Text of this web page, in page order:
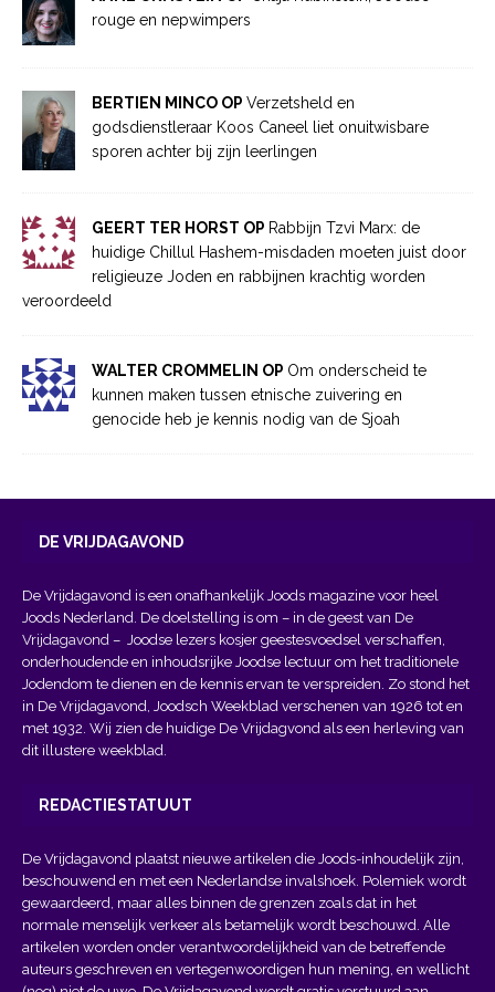
rouge en nepwimpers
BERTIEN MINCO OP Verzetsheld en
godsdienstleraar Koos Caneel liet onuitwisbare
sporen achter bij zijn leerlingen
GEERT TER HORST OP Rabbijn Tzvi Marx: de
huidige Chillul Hashem-misdaden moeten juist door
religieuze Joden en rabbijnen krachtig worden
veroordeeld
WALTER CROMMELIN OP Om onderscheid te
kunnen maken tussen etnische zuivering en
genocide heb je kennis nodig van de Sjoah
DE VRIJDAGAVOND
De Vrijdagavond is een onafhankelijk Joods magazine voor heel
Joods Nederland. De doelstelling is om – in de geest van De
Vrijdagavond – Joodse lezers kosjer geestesvoedsel verschaffen,
onderhoudende en inhoudsrijke Joodse lectuur om het traditionele
Jodendom te dienen en de kennis ervan te verspreiden. Zo stond het
in De Vrijdagavond, Joodsch Weekblad verschenen van 1926 tot en
met 1932. Wij zien de huidige De Vrijdagvond als een herleving van
dit illustere weekblad.
REDACTIESTATUUT
De Vrijdagavond plaatst nieuwe artikelen die Joods-inhoudelijk zijn,
beschouwend en met een Nederlandse invalshoek. Polemiek wordt
gewaardeerd, maar alles binnen de grenzen zoals dat in het
normale menselijk verkeer als betamelijk wordt beschouwd. Alle
artikelen worden onder verantwoordelijkheid van de betreffende
auteurs geschreven en vertegenwoordigen hun mening, en wellicht